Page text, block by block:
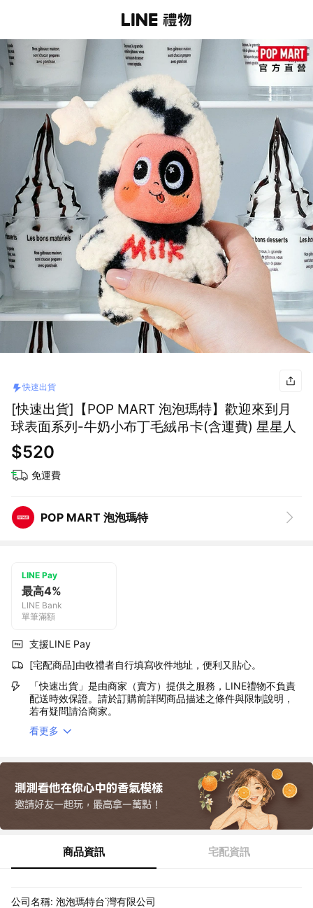
快速出貨
[快速出貨]【POP MART 泡泡瑪特】歡迎來到月
球表面系列-牛奶小布丁毛絨吊卡(含運費) 星星人
$520
免運費
POP MART 泡泡瑪特
LINE Pay
最高4%
LINE Bank
單筆滿額
支援LINE Pay
[宅配商品]由收禮者自行填寫收件地址，便利又貼心。
「快速出貨」是由商家（賣方）提供之服務，LINE禮物不負責
配送時效保證。請於訂購前詳閱商品描述之條件與限制說明，
若有疑問請洽商家。
看更多
商品資訊 宅配資訊
公司名稱: 泡泡瑪特台˙灣有限公司